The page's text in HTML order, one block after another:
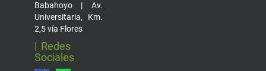
Babahoyo | Av.
Universitaria, Km.
2,5 vía Flores
| Redes
Sociales